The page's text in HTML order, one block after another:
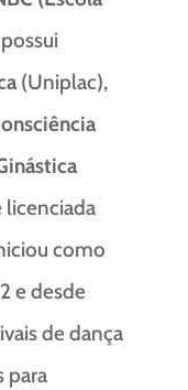
(Uniplac),
como
e desde
de dança
para